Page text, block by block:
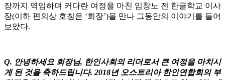
장까지 역임하며 커다란 여정을 마친 임창노 전 한글학교 이사
장(이하 편의상 호칭은 ‘회장’)을 만나 그동안의 이야기를 들어
보았다.
Q. 안녕하세요 회장님, 한인사회의 리더로서 큰 여정을 마치시
게 된 것을 축하드립니다. 2018년 오스트리아 한인연합회의 부